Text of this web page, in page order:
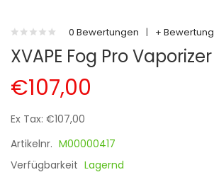
0 Bewertungen | + Bewertung
XVAPE Fog Pro Vaporizer
€107,00
Ex Tax: €107,00
Artikelnr. M00000417
Verfügbarkeit Lagernd